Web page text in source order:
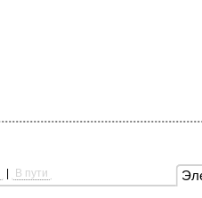
В пути